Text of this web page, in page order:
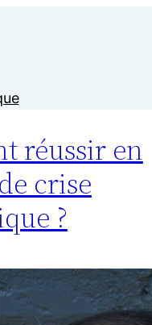
réussir en
crise
?